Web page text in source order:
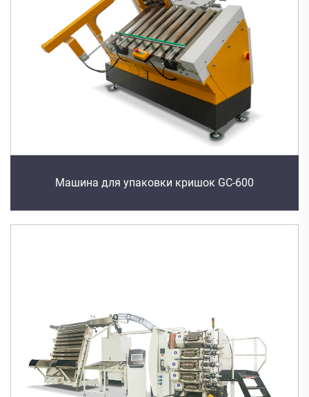
Машина для упаковки кришок GC-600